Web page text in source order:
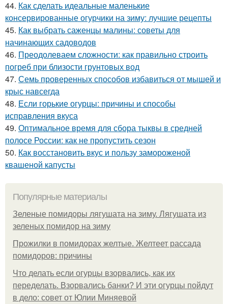
44. Как сделать идеальные маленькие
консервированные огурчики на зиму: лучшие рецепты
45. Как выбрать саженцы малины: советы для
начинающих садоводов
46. Преодолеваем сложности: как правильно строить
погреб при близости грунтовых вод
47. Семь проверенных способов избавиться от мышей и
крыс навсегда
48. Если горькие огурцы: причины и способы
исправления вкуса
49. Оптимальное время для сбора тыквы в средней
полосе России: как не пропустить сезон
50. Как восстановить вкус и пользу замороженой
квашеной капусты
Популярные материалы
Зеленые помидоры лягушата на зиму. Лягушата из
зеленых помидор на зиму
Прожилки в помидорах желтые. Желтеет рассада
помидоров: причины
Что делать если огурцы взорвались, как их
переделать. Взорвались банки? И эти огурцы пойдут
в дело: совет от Юлии Миняевой